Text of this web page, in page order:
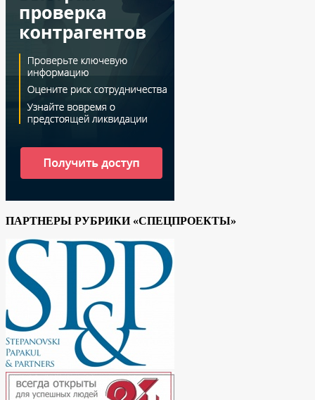
ПАРТНЕРЫ РУБРИКИ «СПЕЦПРОЕКТЫ»